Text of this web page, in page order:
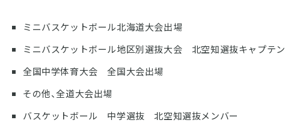
ミニバスケットボール北海道大会出場
ミニバスケットボール地区別選抜大会 北空知選抜キャプテン
全国中学体育大会 全国大会出場
その他、全道大会出場
バスケットボール 中学選抜 北空知選抜メンバー